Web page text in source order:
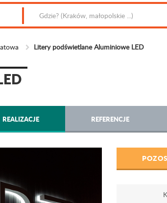
Litery podświetlane Aluminiowe LED
REALIZACJE REFERENCJE